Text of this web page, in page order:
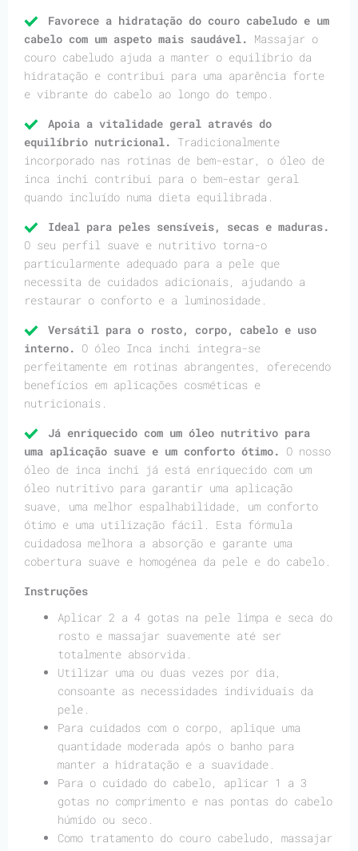
Favorece a hidratação do couro cabeludo e um
cabelo com um aspeto mais saudável. Massajar o
couro cabeludo ajuda a manter o equilíbrio da
hidratação e contribui para uma aparência forte
e vibrante do cabelo ao longo do tempo.
Apoia a vitalidade geral através do
equilíbrio nutricional. Tradicionalmente
incorporado nas rotinas de bem-estar, o óleo de
inca inchi contribui para o bem-estar geral
quando incluído numa dieta equilibrada.
Ideal para peles sensíveis, secas e maduras.
O seu perfil suave e nutritivo torna-o
particularmente adequado para a pele que
necessita de cuidados adicionais, ajudando a
restaurar o conforto e a luminosidade.
Versátil para o rosto, corpo, cabelo e uso
interno. O óleo Inca inchi integra-se
perfeitamente em rotinas abrangentes, oferecendo
benefícios em aplicações cosméticas e
nutricionais.
Já enriquecido com um óleo nutritivo para
uma aplicação suave e um conforto ótimo. O nosso
óleo de inca inchi já está enriquecido com um
óleo nutritivo para garantir uma aplicação
suave, uma melhor espalhabilidade, um conforto
ótimo e uma utilização fácil. Esta fórmula
cuidadosa melhora a absorção e garante uma
cobertura suave e homogénea da pele e do cabelo.
Instruções
Aplicar 2 a 4 gotas na pele limpa e seca do
rosto e massajar suavemente até ser
totalmente absorvida.
Utilizar uma ou duas vezes por dia,
consoante as necessidades individuais da
pele.
Para cuidados com o corpo, aplique uma
quantidade moderada após o banho para
manter a hidratação e a suavidade.
Para o cuidado do cabelo, aplicar 1 a 3
gotas no comprimento e nas pontas do cabelo
húmido ou seco.
Como tratamento do couro cabeludo, massajar